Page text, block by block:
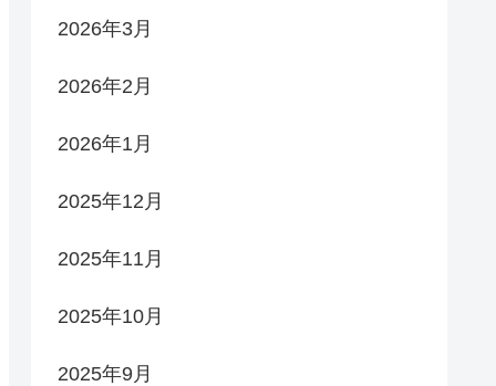
2026年3月
2026年2月
2026年1月
2025年12月
2025年11月
2025年10月
2025年9月